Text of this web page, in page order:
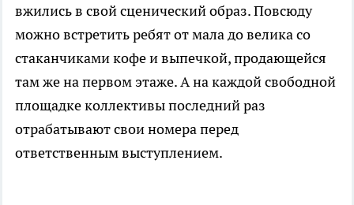
вжились в свой сценический образ. Повсюду
можно встретить ребят от мала до велика со
стаканчиками кофе и выпечкой, продающейся
там же на первом этаже. А на каждой свободной
площадке коллективы последний раз
отрабатывают свои номера перед
ответственным выступлением.